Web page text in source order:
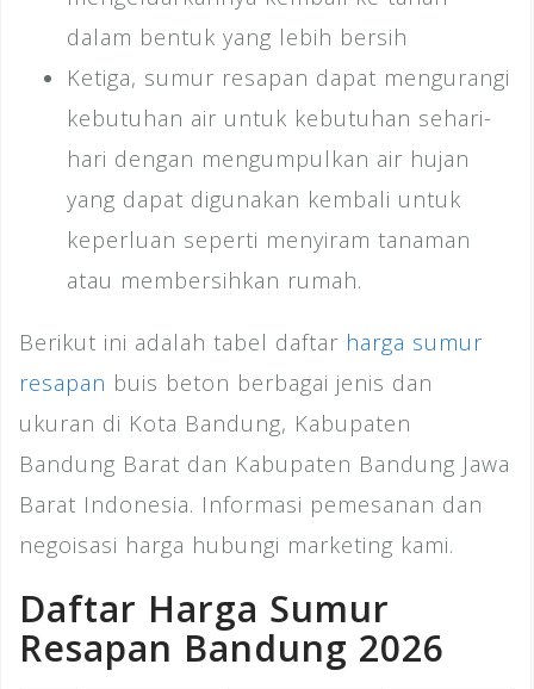
dalam bentuk yang lebih bersih
Ketiga, sumur resapan dapat mengurangi
kebutuhan air untuk kebutuhan sehari-
hari dengan mengumpulkan air hujan
yang dapat digunakan kembali untuk
keperluan seperti menyiram tanaman
atau membersihkan rumah.
Berikut ini adalah tabel daftar harga sumur
resapan buis beton berbagai jenis dan
ukuran di Kota Bandung, Kabupaten
Bandung Barat dan Kabupaten Bandung Jawa
Barat Indonesia. Informasi pemesanan dan
negoisasi harga hubungi marketing kami.
Daftar Harga Sumur
Resapan Bandung 2026